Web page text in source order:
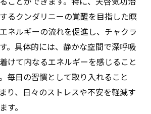
るクンダリニーの覚醒を目指した瞑
ネルギーの流れを促進し、チャクラ
。具体的には、静かな空間で深呼吸
けて内なるエネルギーを感じること
毎日の習慣として取り入れること
り、日々のストレスや不安を軽減す
す。